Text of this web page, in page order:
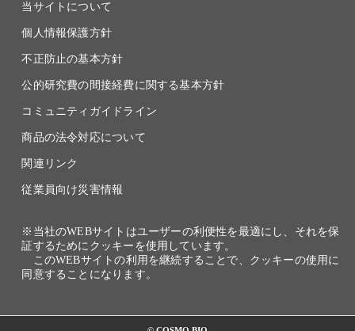
当サイトについて
個人情報保護方針
不正防止の基本方針
公的研究費の間接経費に関する基本方針
コミュニティガイドライン
商品の法令対応について
関連リンク
従業員向け災害情報
※当社のWEBサイトはユーザーの利便性を最適にし、それを保
証するためにクッキーを使用しています。
このWEBサイトの利用を継続することで、クッキーの使用に
同意することになります。